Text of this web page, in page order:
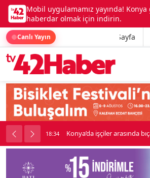
Mobil uygulamamız yayında!
haberdar olmak için indirin.
Canlı Yayın Ana Sayfa
18:34 Konya’da işçiler arasında